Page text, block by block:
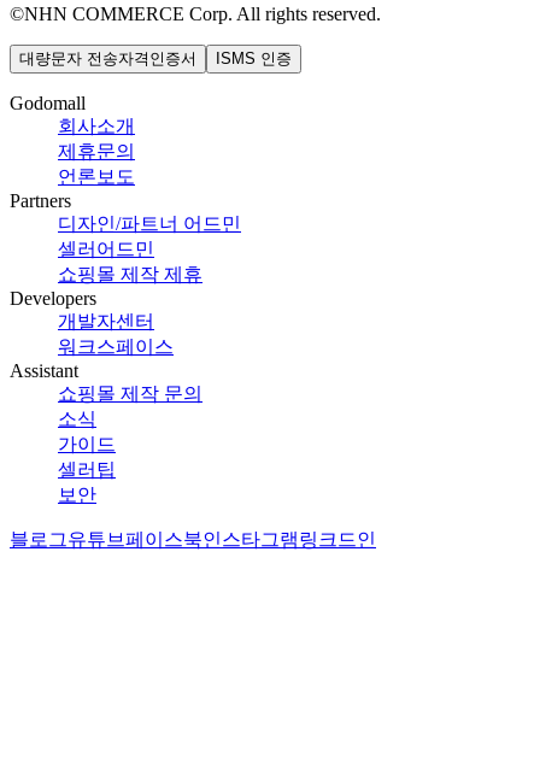
©NHN COMMERCE Corp. All rights reserved.
대량문자 전송자격인증서 ISMS 인증
Godomall
회사소개
제휴문의
언론보도
Partners
디자인/파트너 어드민
셀러어드민
쇼핑몰 제작 제휴
Developers
개발자센터
워크스페이스
Assistant
쇼핑몰 제작 문의
소식
가이드
셀러팁
보안
블로그유튜브페이스북인스타그램링크드인